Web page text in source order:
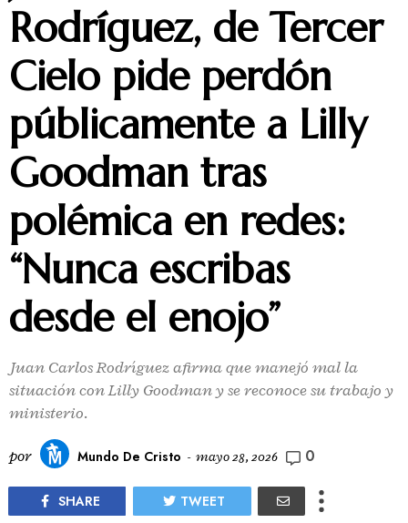
Rodríguez, de Tercer
Cielo pide perdón
públicamente a Lilly
Goodman tras
polémica en redes:
“Nunca escribas
desde el enojo”
Juan Carlos Rodríguez afirma que manejó mal la
situación con Lilly Goodman y se reconoce su trabajo y
ministerio.
por Mundo De Cristo - mayo 28, 2026 0
SHARE TWEET